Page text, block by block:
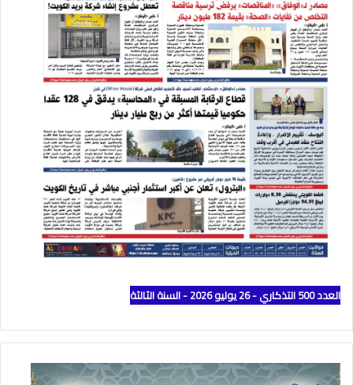
العدد 500 التذكاري - 26 يوليو 2026 - السنة الثالثة